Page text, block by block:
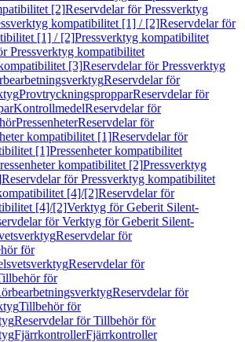
[2]Reservdelar för Pressverktyg
kompatibilitet [1] / [2]Reservdelar för
[1] / [2]Pressverktyg kompatibilitet
Pressverktyg kompatibilitet
[3]Reservdelar för Pressverktyg
Reservdelar för
ProvtryckningspropparReservdelar för
KontrollmedelReservdelar för
PressenheterReservdelar för
kompatibilitet [1]Reservdelar för
[1]Pressenheter kompatibilitet
kompatibilitet [2]Pressverktyg
Reservdelar för Pressverktyg kompatibilitet
[4]/[2]Reservdelar för
[4]/[2]Verktyg för Geberit Silent-
för Verktyg för Geberit Silent-
Reservdelar för
för
Reservdelar för
för
Reservdelar för
Tillbehör för
Reservdelar för Tillbehör för
FjärrkontrollerFjärrkontroller